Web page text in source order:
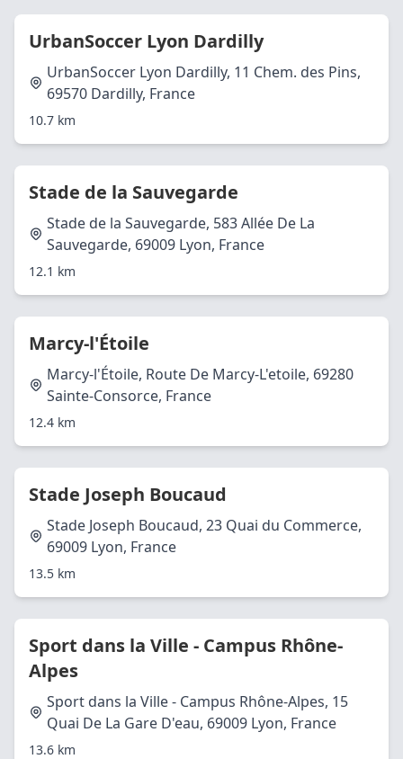
UrbanSoccer Lyon Dardilly
UrbanSoccer Lyon Dardilly, 11 Chem. des Pins,
69570 Dardilly, France
10.7 km
Stade de la Sauvegarde
Stade de la Sauvegarde, 583 Allée De La
Sauvegarde, 69009 Lyon, France
12.1 km
Marcy-l'Étoile
Marcy-l'Étoile, Route De Marcy-L'etoile, 69280
Sainte-Consorce, France
12.4 km
Stade Joseph Boucaud
Stade Joseph Boucaud, 23 Quai du Commerce,
69009 Lyon, France
13.5 km
Sport dans la Ville - Campus Rhône-
Alpes
Sport dans la Ville - Campus Rhône-Alpes, 15
Quai De La Gare D'eau, 69009 Lyon, France
13.6 km